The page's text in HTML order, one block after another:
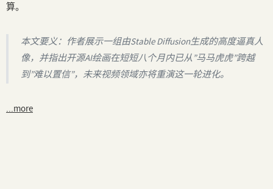
算。
本文要义：作者展示一组由Stable Diffusion生成的高度逼真人
像，并指出开源AI绘画在短短八个月内已从”马马虎虎”跨越
到”难以置信”，未来视频领域亦将重演这一轮进化。
...more